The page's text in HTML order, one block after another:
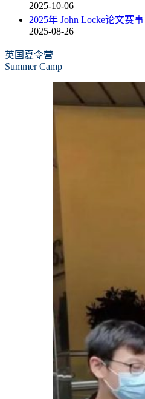
2025-10-06
2025年 John Locke论文赛
2025-08-26
英国夏令营
Summer Camp